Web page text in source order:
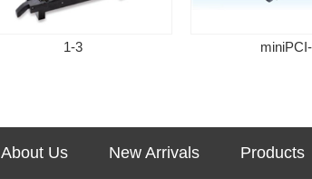
miniPCI-E
About Us New Arrivals Products